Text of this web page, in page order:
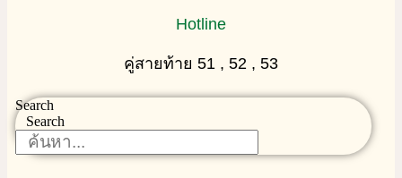
Hotline
คู่สายท้าย 51 , 52 , 53
Search
Search